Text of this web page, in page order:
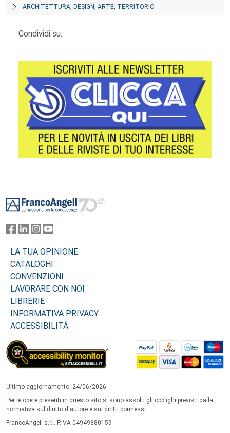
ARCHITETTURA, DESIGN, ARTE, TERRITORIO
Condividi su:
LA TUA OPINIONE
CATALOGHI
CONVENZIONI
LAVORARE CON NOI
LIBRERIE
INFORMATIVA PRIVACY
ACCESSIBILITÁ
Ultimo aggiornamento: 24/06/2026
Per le opere presenti in questo sito si sono assolti gli obblighi previsti dalla
normativa sul diritto d'autore e sui diritti connessi.
FrancoAngeli s.r.l. P.IVA 04949880159